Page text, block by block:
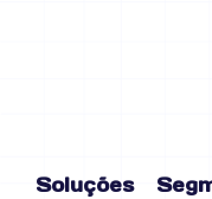
Soluções